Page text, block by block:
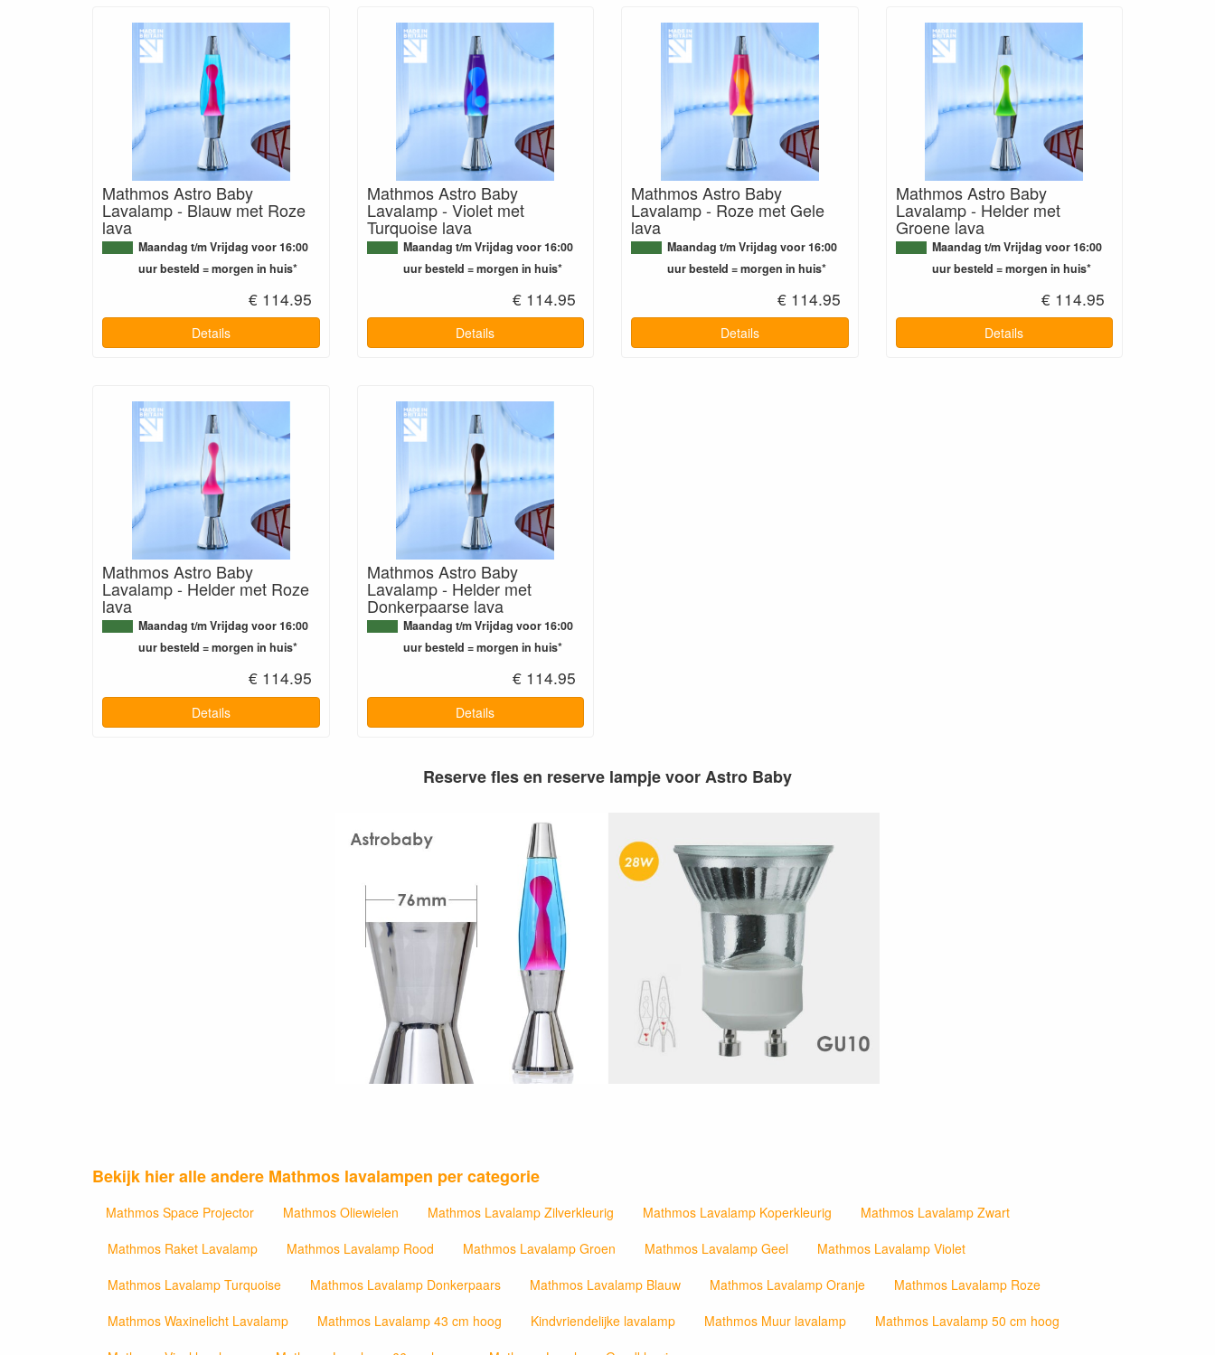
Mathmos Astro Baby
Lavalamp - Blauw met Roze
lava
Maandag t/m Vrijdag voor 16:00
uur besteld = morgen in huis*
€ 114.95
Details
Mathmos Astro Baby
Lavalamp - Violet met
Turquoise lava
Maandag t/m Vrijdag voor 16:00
uur besteld = morgen in huis*
€ 114.95
Details
Mathmos Astro Baby
Lavalamp - Roze met Gele
lava
Maandag t/m Vrijdag voor 16:00
uur besteld = morgen in huis*
€ 114.95
Details
Mathmos Astro Baby
Lavalamp - Helder met
Groene lava
Maandag t/m Vrijdag voor 16:00
uur besteld = morgen in huis*
€ 114.95
Details
Mathmos Astro Baby
Lavalamp - Helder met Roze
lava
Maandag t/m Vrijdag voor 16:00
uur besteld = morgen in huis*
€ 114.95
Details
Mathmos Astro Baby
Lavalamp - Helder met
Donkerpaarse lava
Maandag t/m Vrijdag voor 16:00
uur besteld = morgen in huis*
€ 114.95
Details
Reserve fles en reserve lampje voor Astro Baby
Bekijk hier alle andere Mathmos lavalampen per categorie
Mathmos Space Projector Mathmos Oliewielen Mathmos Lavalamp Zilverkleurig Mathmos Lavalamp Koperkleurig
Mathmos Lavalamp Zwart
Mathmos Raket Lavalamp
Mathmos Lavalamp Rood Mathmos Lavalamp Groen Mathmos Lavalamp Geel
Mathmos Lavalamp Violet
Mathmos Lavalamp Turquoise
Mathmos Lavalamp Donkerpaars Mathmos Lavalamp Blauw Mathmos Lavalamp Oranje
Mathmos Lavalamp Roze
Mathmos Waxinelicht Lavalamp
Mathmos Lavalamp 43 cm hoog Kindvriendelijke lavalamp Mathmos Muur lavalamp
Mathmos Lavalamp 50 cm hoog